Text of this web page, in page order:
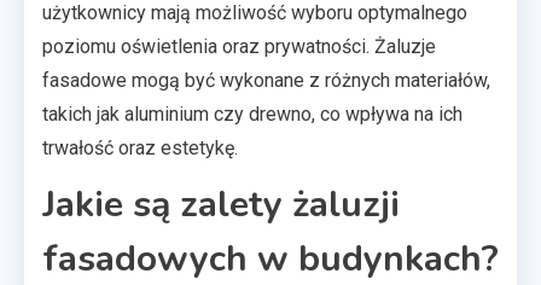
użytkownicy mają możliwość wyboru optymalnego
poziomu oświetlenia oraz prywatności. Żaluzje
fasadowe mogą być wykonane z różnych materiałów,
takich jak aluminium czy drewno, co wpływa na ich
trwałość oraz estetykę.
Jakie są zalety żaluzji
fasadowych w budynkach?